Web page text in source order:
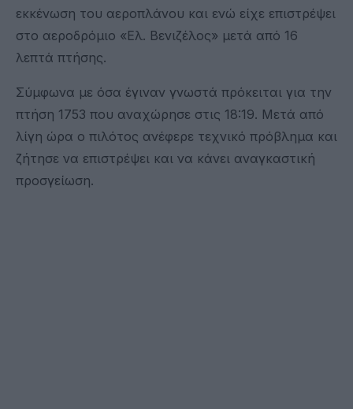
εκκένωση του αεροπλάνου και ενώ είχε επιστρέψει
στο αεροδρόμιο «Ελ. Βενιζέλος» μετά από 16
λεπτά πτήσης.
Σύμφωνα με όσα έγιναν γνωστά πρόκειται για την
πτήση 1753 που αναχώρησε στις 18:19. Μετά από
λίγη ώρα ο πιλότος ανέφερε τεχνικό πρόβλημα και
ζήτησε να επιστρέψει και να κάνει αναγκαστική
προσγείωση.